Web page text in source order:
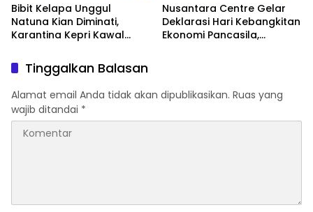
Bibit Kelapa Unggul
Natuna Kian Diminati,
Karantina Kepri Kawal
Bintan
Nusantara Centre Gelar
Deklarasi Hari Kebangkitan
Ekonomi Pancasila,
Ekonomi Politik Indonesia)
& Simposium Nasional
Tinggalkan Balasan
Alamat email Anda tidak akan dipublikasikan. Ruas yang
wajib ditandai *